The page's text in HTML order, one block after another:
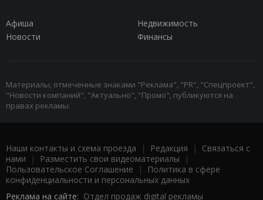
Афиша
Недвижимость
Новости
Финансы
Материалы, отмеченные знаками "Реклама", "PR", "Спецпроект",
"Новости компаний", "Актуально", "Промо", публикуются на
правах рекламы.
Наши контакты и схема проезда | Редакция | Связаться с
нами | Разместить свои видеоматериалы |
Пользовательское Соглашение |
Политика в сфере
конфиденциальности и персональных данных
Реклама на сайте: Отдел продаж digital рекламы